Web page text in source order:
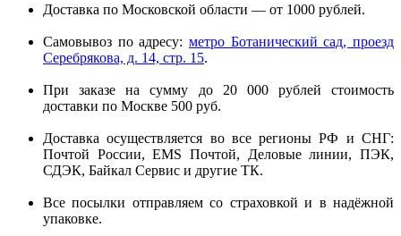
Доставка по Московской области — от 1000 рублей.
Самовывоз по адресу: метро Ботанический сад, проезд
Серебрякова, д. 14, стр. 15.
При заказе на сумму до 20 000 рублей стоимость
доставки по Москве 500 руб.
Доставка осуществляется во все регионы РФ и СНГ:
Почтой России, EMS Почтой, Деловые линии, ПЭК,
СДЭК, Байкал Сервис и другие ТК.
Все посылки отправляем со страховкой и в надёжной
упаковке.